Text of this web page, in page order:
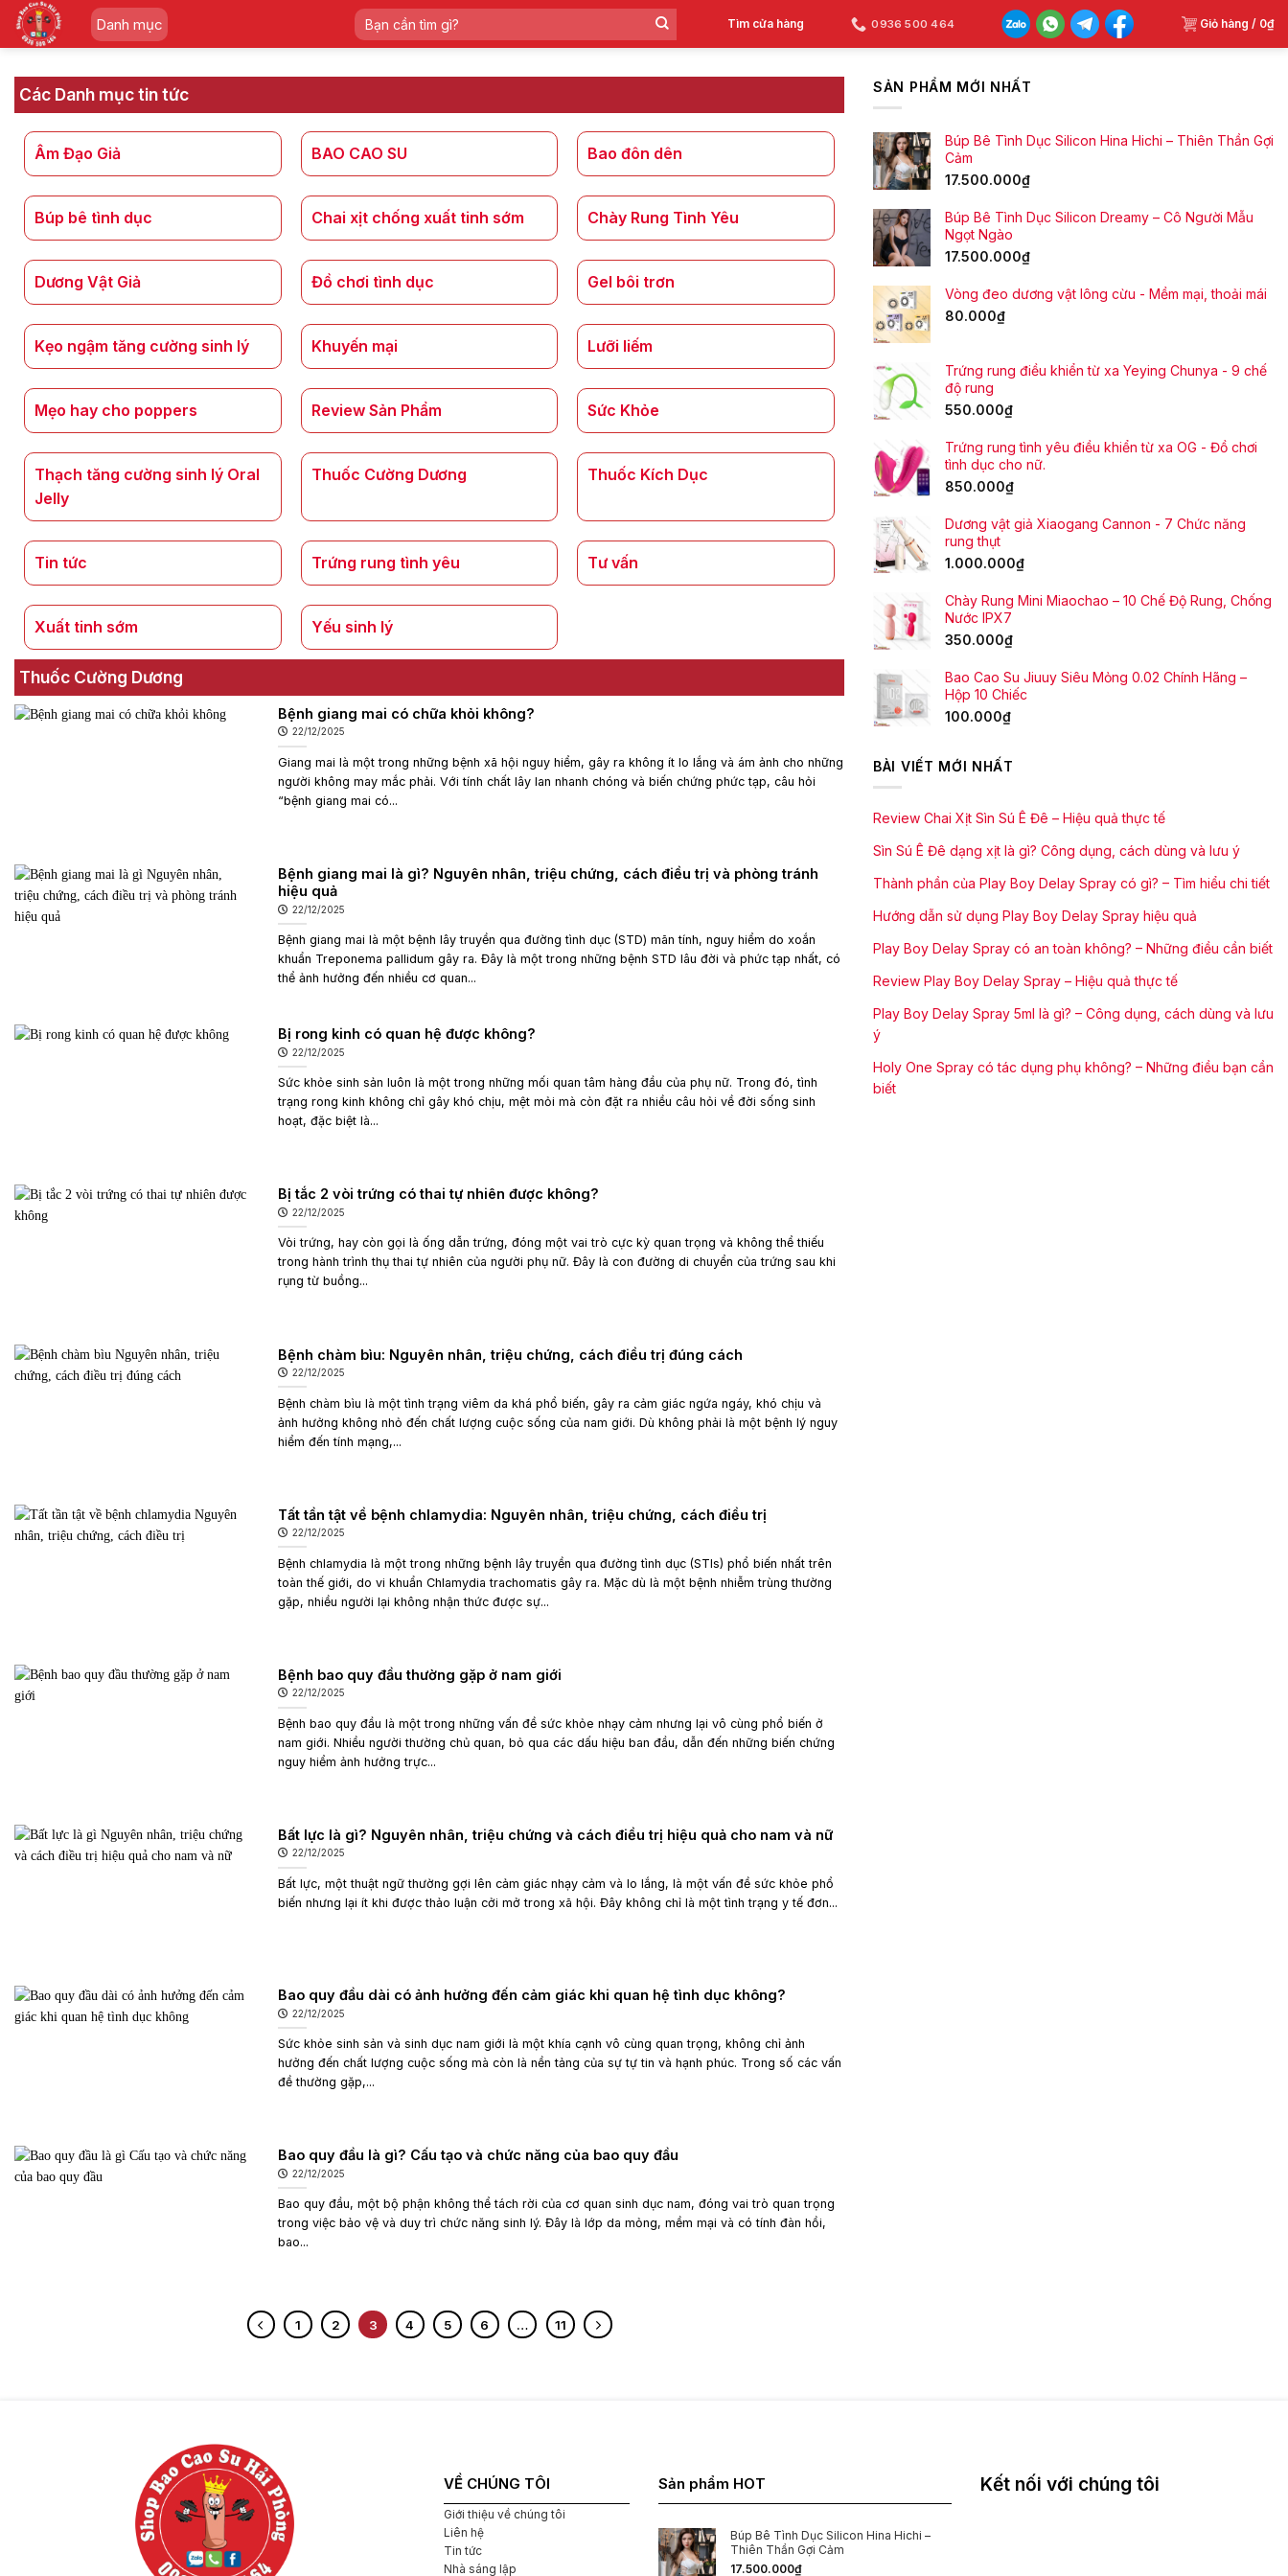
Skip
content
Danh mục
Tìm
kiếm:
Tìm cửa hàng 0936 500 464 Giỏ hàng / 0₫
Các Danh mục tin tức
Âm Đạo Giả BAO CAO SU Bao đôn dên
Búp bê tình dục Chai xịt chống xuất tinh sớm Chày Rung Tình Yêu
Dương Vật Giả Đồ chơi tình dục Gel bôi trơn
Kẹo ngậm tăng cường sinh lý Khuyến mại Lưỡi liếm
Mẹo hay cho poppers Review Sản Phẩm Sức Khỏe
Thạch tăng cường sinh lý Oral
Jelly
Thuốc Cường Dương Thuốc Kích Dục
Tin tức Trứng rung tình yêu Tư vấn
Xuất tinh sớm Yếu sinh lý
Thuốc Cường Dương
Bệnh giang mai có chữa khỏi không?
22/12/2025
Giang mai là một trong những bệnh xã hội nguy hiểm, gây ra không ít lo lắng và ám ảnh cho những
người không may mắc phải. Với tính chất lây lan nhanh chóng và biến chứng phức tạp, câu hỏi
“bệnh giang mai có...
Bệnh giang mai là gì? Nguyên nhân, triệu chứng, cách điều trị và phòng tránh
hiệu quả
22/12/2025
Bệnh giang mai là một bệnh lây truyền qua đường tình dục (STD) mãn tính, nguy hiểm do xoắn
khuẩn Treponema pallidum gây ra. Đây là một trong những bệnh STD lâu đời và phức tạp nhất, có
thể ảnh hưởng đến nhiều cơ quan...
Bị rong kinh có quan hệ được không?
22/12/2025
Sức khỏe sinh sản luôn là một trong những mối quan tâm hàng đầu của phụ nữ. Trong đó, tình
trạng rong kinh không chỉ gây khó chịu, mệt mỏi mà còn đặt ra nhiều câu hỏi về đời sống sinh
hoạt, đặc biệt là...
Bị tắc 2 vòi trứng có thai tự nhiên được không?
22/12/2025
Vòi trứng, hay còn gọi là ống dẫn trứng, đóng một vai trò cực kỳ quan trọng và không thể thiếu
trong hành trình thụ thai tự nhiên của người phụ nữ. Đây là con đường di chuyển của trứng sau khi
rụng từ buồng...
Bệnh chàm bìu: Nguyên nhân, triệu chứng, cách điều trị đúng cách
22/12/2025
Bệnh chàm bìu là một tình trạng viêm da khá phổ biến, gây ra cảm giác ngứa ngáy, khó chịu và
ảnh hưởng không nhỏ đến chất lượng cuộc sống của nam giới. Dù không phải là một bệnh lý nguy
hiểm đến tính mạng,...
Tất tần tật về bệnh chlamydia: Nguyên nhân, triệu chứng, cách điều trị
22/12/2025
Bệnh chlamydia là một trong những bệnh lây truyền qua đường tình dục (STIs) phổ biến nhất trên
toàn thế giới, do vi khuẩn Chlamydia trachomatis gây ra. Mặc dù là một bệnh nhiễm trùng thường
gặp, nhiều người lại không nhận thức được sự...
Bệnh bao quy đầu thường gặp ở nam giới
22/12/2025
Bệnh bao quy đầu là một trong những vấn đề sức khỏe nhạy cảm nhưng lại vô cùng phổ biến ở
nam giới. Nhiều người thường chủ quan, bỏ qua các dấu hiệu ban đầu, dẫn đến những biến chứng
nguy hiểm ảnh hưởng trực...
Bất lực là gì? Nguyên nhân, triệu chứng và cách điều trị hiệu quả cho nam và nữ
22/12/2025
Bất lực, một thuật ngữ thường gợi lên cảm giác nhạy cảm và lo lắng, là một vấn đề sức khỏe phổ
biến nhưng lại ít khi được thảo luận cởi mở trong xã hội. Đây không chỉ là một tình trạng y tế đơn...
Bao quy đầu dài có ảnh hưởng đến cảm giác khi quan hệ tình dục không?
22/12/2025
Sức khỏe sinh sản và sinh dục nam giới là một khía cạnh vô cùng quan trọng, không chỉ ảnh
hưởng đến chất lượng cuộc sống mà còn là nền tảng của sự tự tin và hạnh phúc. Trong số các vấn
đề thường gặp,...
Bao quy đầu là gì? Cấu tạo và chức năng của bao quy đầu
22/12/2025
Bao quy đầu, một bộ phận không thể tách rời của cơ quan sinh dục nam, đóng vai trò quan trọng
trong việc bảo vệ và duy trì chức năng sinh lý. Đây là lớp da mỏng, mềm mại và có tính đàn hồi,
bao...
1 2 3 4 5 6 … 11
SẢN PHẨM MỚI NHẤT
Búp Bê Tình Dục Silicon Hina Hichi – Thiên Thần Gợi
Cảm
17.500.000₫
Búp Bê Tình Dục Silicon Dreamy – Cô Người Mẫu
Ngọt Ngào
17.500.000₫
Vòng đeo dương vật lông cừu - Mềm mại, thoải mái
80.000₫
Trứng rung điều khiển từ xa Yeying Chunya - 9 chế
độ rung
550.000₫
Trứng rung tình yêu điều khiển từ xa OG - Đồ chơi
tình dục cho nữ.
850.000₫
Dương vật giả Xiaogang Cannon - 7 Chức năng
rung thụt
1.000.000₫
Chày Rung Mini Miaochao – 10 Chế Độ Rung, Chống
Nước IPX7
350.000₫
Bao Cao Su Jiuuy Siêu Mỏng 0.02 Chính Hãng –
Hộp 10 Chiếc
100.000₫
BÀI VIẾT MỚI NHẤT
Review Chai Xịt Sìn Sú Ê Đê – Hiệu quả thực tế
Sìn Sú Ê Đê dạng xịt là gì? Công dụng, cách dùng và lưu ý
Thành phần của Play Boy Delay Spray có gì? – Tìm hiểu chi tiết
Hướng dẫn sử dụng Play Boy Delay Spray hiệu quả
Play Boy Delay Spray có an toàn không? – Những điều cần biết
Review Play Boy Delay Spray – Hiệu quả thực tế
Play Boy Delay Spray 5ml là gì? – Công dụng, cách dùng và lưu
ý
Holy One Spray có tác dụng phụ không? – Những điều bạn cần
biết
VỀ CHÚNG TÔI
Giới thiệu về chúng tôi
Liên hệ
Tin tức
Nhà sáng lập
Sản phẩm HOT
Búp Bê Tình Dục Silicon Hina Hichi –
Thiên Thần Gợi Cảm
17.500.000₫
Kết nối với chúng tôi